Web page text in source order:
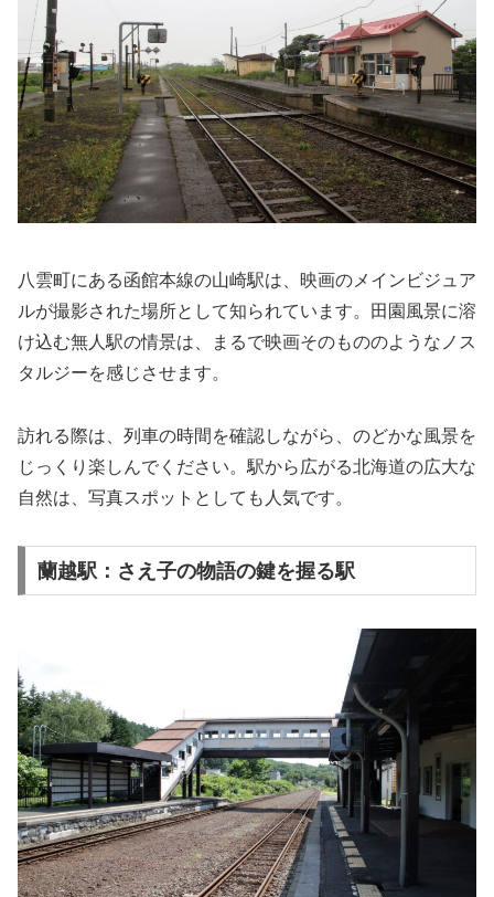
八雲町にある函館本線の山崎駅は、映画のメインビジュア
ルが撮影された場所として知られています。田園風景に溶
け込む無人駅の情景は、まるで映画そのもののようなノス
タルジーを感じさせます。
訪れる際は、列車の時間を確認しながら、のどかな風景を
じっくり楽しんでください。駅から広がる北海道の広大な
自然は、写真スポットとしても人気です。
蘭越駅：さえ子の物語の鍵を握る駅